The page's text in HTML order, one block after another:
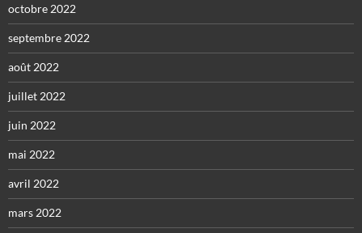
octobre 2022
septembre 2022
août 2022
juillet 2022
juin 2022
mai 2022
avril 2022
mars 2022